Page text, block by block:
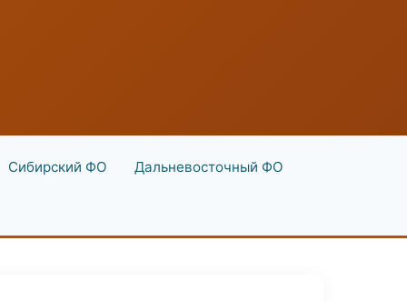
Сибирский ФО Дальневосточный ФО